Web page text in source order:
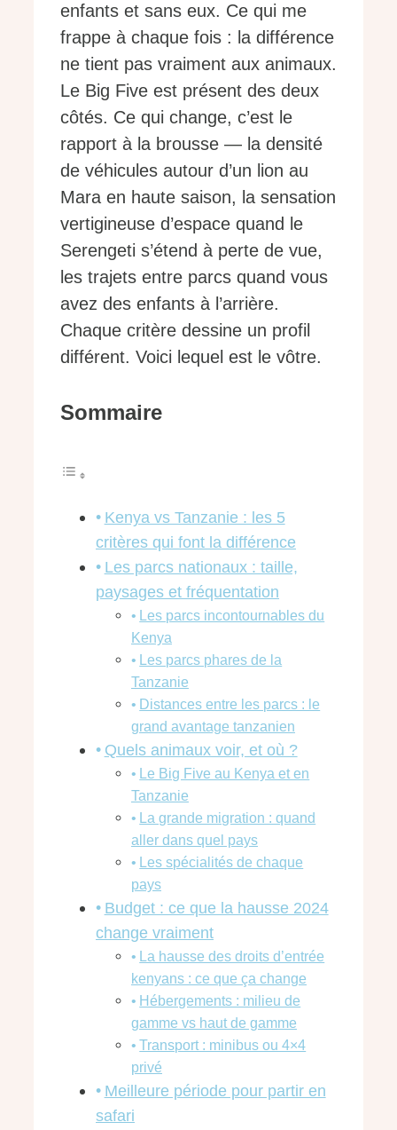
enfants et sans eux. Ce qui me
frappe à chaque fois : la différence
ne tient pas vraiment aux animaux.
Le Big Five est présent des deux
côtés. Ce qui change, c’est le
rapport à la brousse — la densité
de véhicules autour d’un lion au
Mara en haute saison, la sensation
vertigineuse d’espace quand le
Serengeti s’étend à perte de vue,
les trajets entre parcs quand vous
avez des enfants à l’arrière.
Chaque critère dessine un profil
différent. Voici lequel est le vôtre.
Sommaire
Kenya vs Tanzanie : les 5
critères qui font la différence
Les parcs nationaux : taille,
paysages et fréquentation
Les parcs incontournables du
Kenya
Les parcs phares de la
Tanzanie
Distances entre les parcs : le
grand avantage tanzanien
Quels animaux voir, et où ?
Le Big Five au Kenya et en
Tanzanie
La grande migration : quand
aller dans quel pays
Les spécialités de chaque
pays
Budget : ce que la hausse 2024
change vraiment
La hausse des droits d’entrée
kenyans : ce que ça change
Hébergements : milieu de
gamme vs haut de gamme
Transport : minibus ou 4×4
privé
Meilleure période pour partir en
safari